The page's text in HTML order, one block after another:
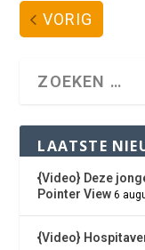
VORIG
LAATSTE
{Video} Deze
Pointer View 6
{Video}